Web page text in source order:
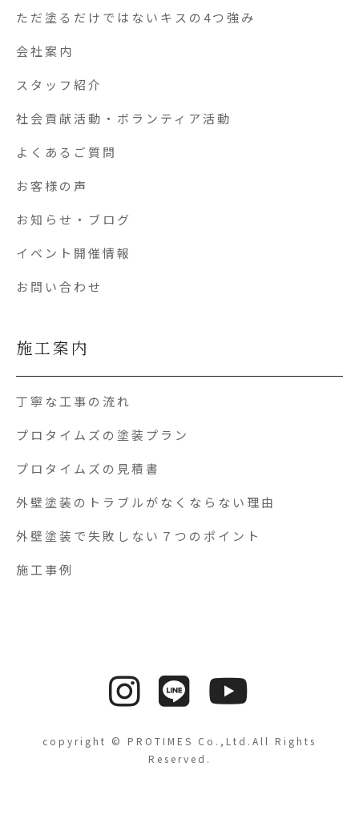
ただ塗るだけではないキスの4つ強み
会社案内
スタッフ紹介
社会貢献活動・ボランティア活動
よくあるご質問
お客様の声
お知らせ・ブログ
イベント開催情報
お問い合わせ
施工案内
丁寧な工事の流れ
プロタイムズの塗装プラン
プロタイムズの見積書
外壁塗装のトラブルがなくならない理由
外壁塗装で失敗しない７つのポイント
施工事例
copyright © PROTIMES Co.,Ltd.All Rights
Reserved.